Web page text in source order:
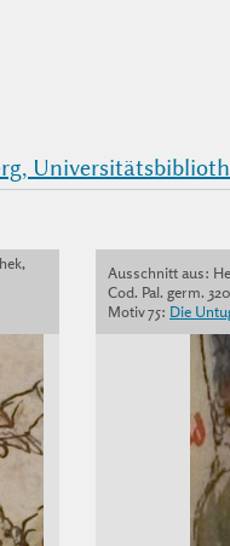
Ausschnitt aus:
Cod. Pal. germ.
Motiv 75: Die